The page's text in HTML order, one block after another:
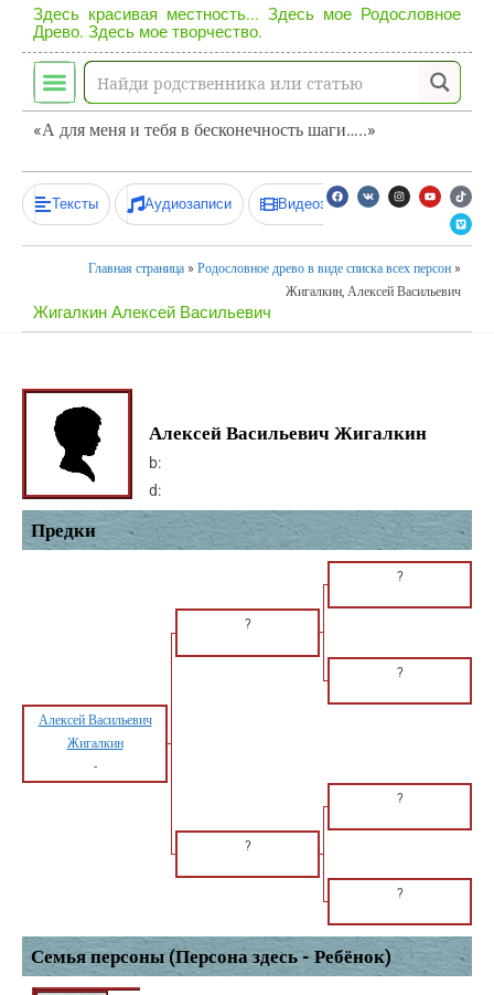
Здесь красивая местность... Здесь мое Родословное
Древо. Здесь мое творчество.
«А для меня и тебя в бесконечность шаги…..»
Тексты Аудиозаписи Видеозаписи
Главная страница » Родословное древо в виде списка всех персон »
Жигалкин, Алексей Васильевич
Жигалкин Алексей Васильевич
Алексей Васильевич Жигалкин
b:
d:
Предки
?
?
?
Алексей Васильевич
Жигалкин
-
?
?
?
Семья персоны (Персона здесь - Ребёнок)